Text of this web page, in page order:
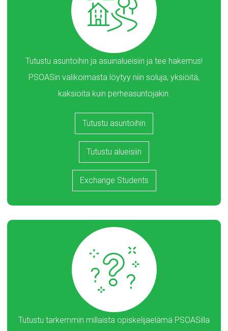
Tutustu asuntoihin ja asuinalueisiin ja tee hakemus!
PSOASin valikoimasta löytyy niin soluja, yksiöitä,
kaksioita kuin perheasuntojakin.
Tutustu asuntoihin
Tutustu alueisiin
Exchange Students
Tutustu tarkemmin millaista opiskelijaelämä PSOASilla